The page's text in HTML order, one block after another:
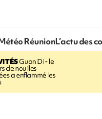
RéunionL’actu des
Guan Di - le
de nouilles
a enflammé les